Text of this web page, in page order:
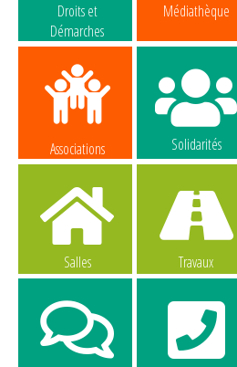
Droits et
Démarches
Médiathèque
Associations Solidarités
Salles Travaux